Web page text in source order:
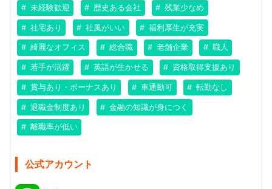
未経験歓迎 歴史ある会社 残業少なめ
社宅あり 社風がいい 福利厚生が充実
綺麗なオフィス 総合職 老舗企業 職人
若手が活躍 英語が生かせる 資格取得支援あり
賞与あり・ボーナスあり 車通勤可 転勤なし
退職金制度あり 金融の知識が身につく
離職率が低い
公式アカウント